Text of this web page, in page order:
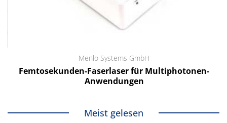
Menlo Systems GmbH
Femtosekunden-Faserlaser für Multiphotonen-
Anwendungen
Meist gelesen